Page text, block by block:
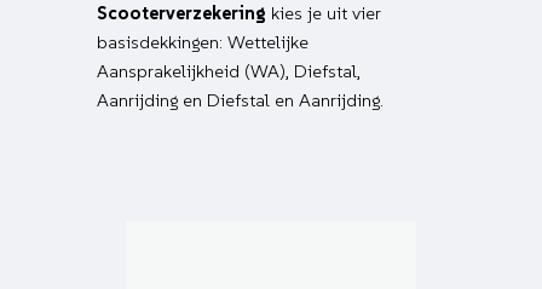
Scooterverzekering kies je uit vier
basisdekkingen: Wettelijke
Aansprakelijkheid (WA), Diefstal,
Aanrijding en Diefstal en Aanrijding.